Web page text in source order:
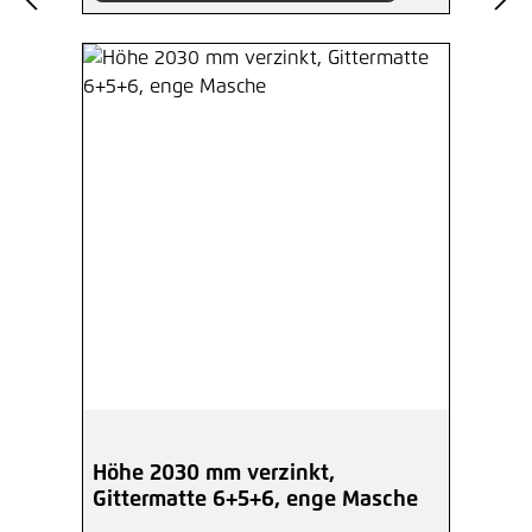
Höhe 2030 mm verzinkt,
Gittermatte 6+5+6, enge Masche